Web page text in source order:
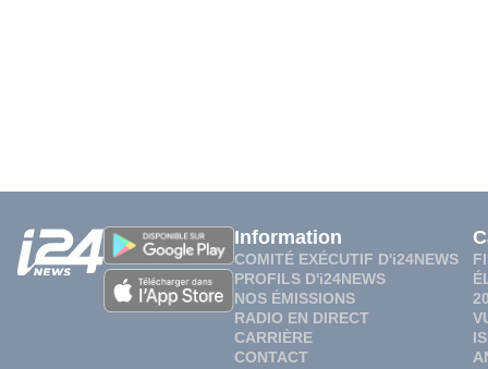
Information
COMITÉ EXÉCUTIF D'i24NEWS
PROFILS D'i24NEWS
NOS ÉMISSIONS
RADIO EN DIRECT
CARRIÈRE
CONTACT